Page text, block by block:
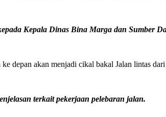
Kepala Dinas Bina Marga dan Sumber
depan akan menjadi cikal bakal Jalan lintas
terkait pekerjaan pelebaran jalan.